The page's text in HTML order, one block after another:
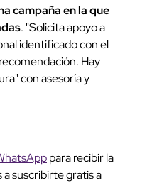
campaña en la que
. "Solicita apoyo a
identificado con el
Hay
con asesoría y
para recibir la
suscribirte gratis a